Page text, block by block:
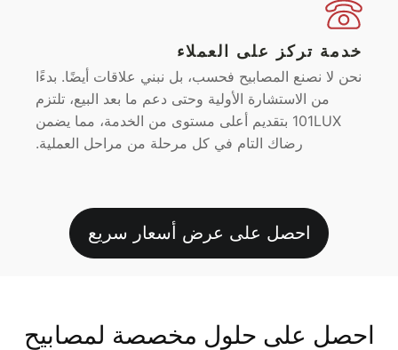
خدمة تركز على العملاء
نحن لا نصنع المصابيح فحسب، بل نبني علاقات أيضًا. بدءًا
من الاستشارة الأولية وحتى دعم ما بعد البيع، تلتزم
101LUX بتقديم أعلى مستوى من الخدمة، مما يضمن
رضاك التام في كل مرحلة من مراحل العملية.
احصل على عرض أسعار سريع
احصل على حلول مخصصة لمصابيح